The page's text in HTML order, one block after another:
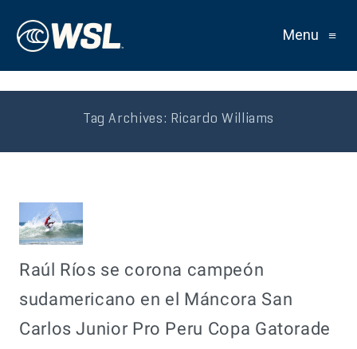
Menu ≡
Tag Archives: Ricardo Williams
Raúl Ríos se corona campeón
sudamericano en el Máncora San
Carlos Junior Pro Peru Copa Gatorade